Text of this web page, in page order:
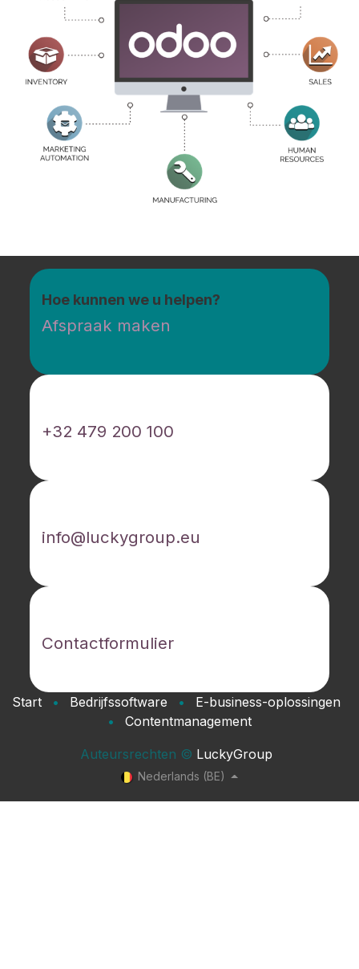
Hoe kunnen we u helpen?
Afspraak maken
+32 479 200 100
info@luckygroup.eu
Start • Bedrijfssoftware •
E-business-oplossingen
•
Contentmanagement
Contactformulier
Auteursrechten © ​LuckyGroup​
Nederlands (BE)